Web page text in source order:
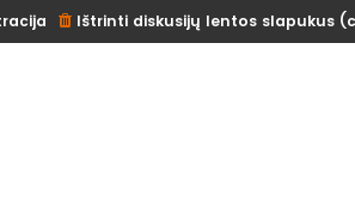
Ištrinti diskusijų lentos slapukus